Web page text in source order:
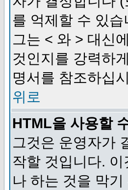
를 억제할 수 있
그는 < 와 > 대신
것인지를 강력하
명서를 참조하십
위로
HTML을 사용할
그것은 운영자가
작할 것입니다.
나 하는 것을 막기